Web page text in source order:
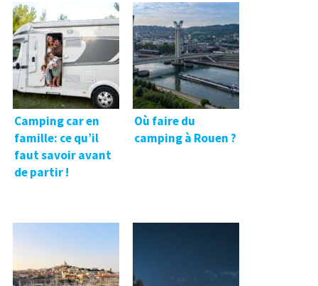
Camping car en
famille: ce qu’il
faut savoir avant
de partir !
Où faire du
camping à Rouen ?